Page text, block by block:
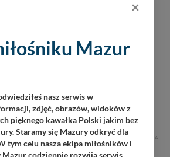
Boyen 2026 – największa
impreza na Mazurach
Boyen / 10:00
REKLAMA
×
Mazur
nasz serwis w
zdjęć, obrazów, widoków z
pięknego kawałka Polski jakim bez
Staramy się Mazury odkryć dla
tym celu nasza ekipa miłośników i
codziennie rozwija serwis,